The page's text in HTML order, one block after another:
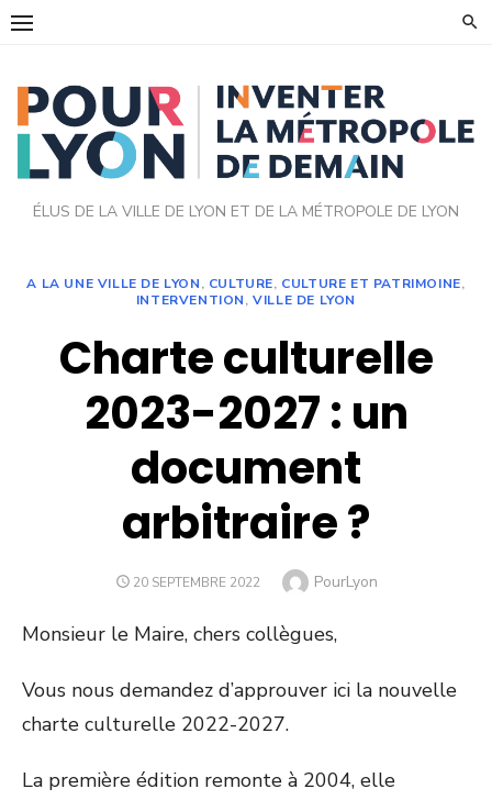
Skip
ÉLUS DE LA VILLE DE LYON ET DE LA MÉTROPOLE DE LYON
A LA UNE VILLE DE LYON, CULTURE, CULTURE ET PATRIMOINE,
INTERVENTION,VILLE DE LYON
Charte culturelle
2023-2027 : un
document
arbitraire ?
POSTED
20 SEPTEMBRE 2022 Author
PourLyon
Monsieur le Maire, chers collègues,
Vous nous demandez d’approuver ici la nouvelle
charte culturelle 2022-2027.
La première édition remonte à 2004, elle